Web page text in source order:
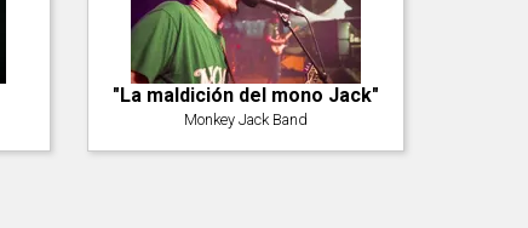
"La maldición del mono Jack"
Monkey Jack Band